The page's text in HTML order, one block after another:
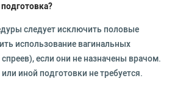
следует исключить половые
использование вагинальных
если они не назначены врачом.
иной подготовки не требуется.